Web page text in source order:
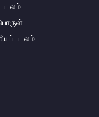
படலம்
படலம்